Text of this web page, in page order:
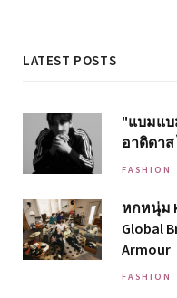
LATEST POSTS
"แบมแบ
อาดิดา
FASHION
หกหนุ่ม
Global
Armour
FASHION